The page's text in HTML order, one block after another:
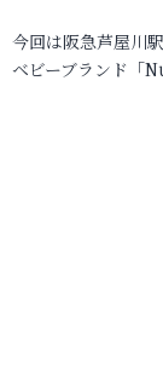
今回は阪急芦屋川
ベビーブランド「